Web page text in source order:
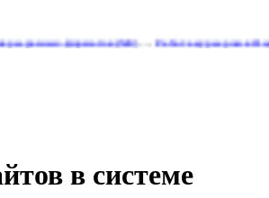
форматов(540)…Работа курьером в Яндекс
в системе